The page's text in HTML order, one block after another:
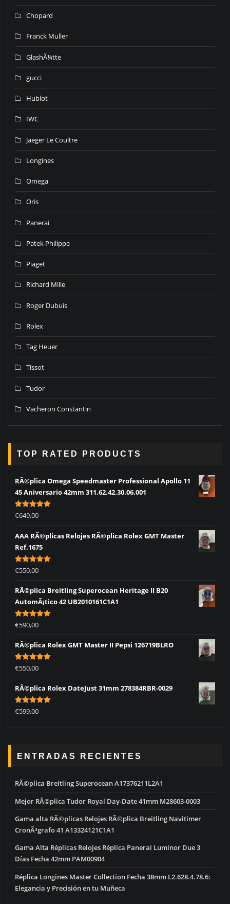
Chopard
Franck Muller
GlashÃ¼tte
gucci
Hublot
IWC
Jaeger Le Coultre
Longines
Omega
Oris
Panerai
Patek Philippe
Piaget
Richard Mille
Roger Dubuis
Rolex
Tag Heuer
Tissot
Tudor
Vacheron Constantin
TOP RATED PRODUCTS
RÃ©plica Omega Speedmaster Professional Apollo 11
45 Aniversario 42mm 311.62.42.30.06.001
Rated5.00
out of 5
€649,00
AAA RÃ©plicas Relojes RÃ©plica Rolex GMT Master
Ref.1675
Rated5.00
out of 5
€550,00
RÃ©plica Breitling Superocean Heritage II B20
AutomÃ¡tico 42 UB2010161C1A1
Rated5.00
out of 5
€590,00
RÃ©plica Rolex GMT Master II Pepsi 126719BLRO
Rated5.00
out of 5
€550,00
RÃ©plica Rolex DateJust 31mm 278384RBR-0029
Rated5.00
out of 5
€599,00
ENTRADAS RECIENTES
RÃ©plica Breitling Superocean A17376211L2A1
Mejor RÃ©plica Tudor Royal Day-Date 41mm M28603-0003
Gama alta RÃ©plicas Relojes RÃ©plica Breitling Navitimer
CronÃ³grafo 41 A13324121C1A1
Gama Alta Réplicas Relojes Réplica Panerai Luminor Due 3
Días Fecha 42mm PAM00904
Réplica Longines Master Collection Fecha 38mm L2.628.4.78.6:
Elegancia y Precisión en tu Muñeca